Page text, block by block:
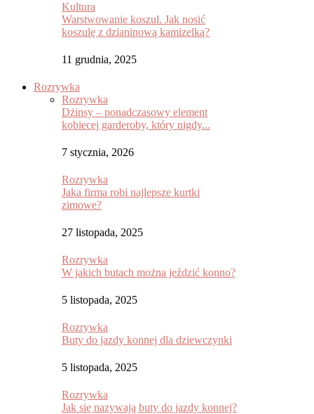
Kultura
Warstwowanie koszul. Jak nosić
koszulę z dzianinową kamizelką?
11 grudnia, 2025
Rozrywka
Rozrywka
Dżinsy – ponadczasowy element
kobiecej garderoby, który nigdy...
7 stycznia, 2026
Rozrywka
Jaka firma robi najlepsze kurtki
zimowe?
27 listopada, 2025
Rozrywka
W jakich butach można jeździć konno?
5 listopada, 2025
Rozrywka
Buty do jazdy konnej dla dziewczynki
5 listopada, 2025
Rozrywka
Jak się nazywają buty do jazdy konnej?